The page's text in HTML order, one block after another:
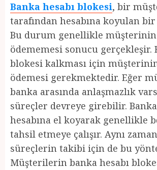
Banka hesabı blokesi, bir
tarafından hesabına koyulan bir
Bu durum genellikle müşterinin
ödememesi sonucu gerçekleşir.
blokesi kalkması için
ödemesi gerekmektedir. Eğer
banka arasında anlaşmazlık
süreçler devreye girebilir.
hesabına el koyarak genellikle
tahsil etmeye çalışır. Aynı
süreçlerin takibi için de bu
Müşterilerin banka hesabı